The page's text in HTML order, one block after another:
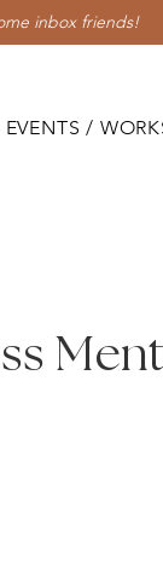
EVENTS /
inbox friends!